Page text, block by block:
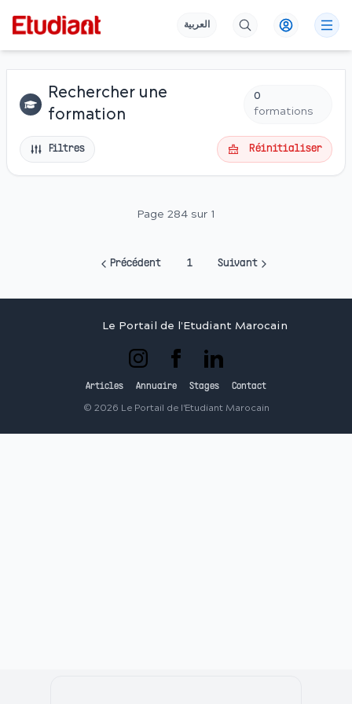
العربية
Rechercher une
formation
0
formations
Filtres Réinitialiser
Page 284 sur 1
Précédent 1 Suivant
Le Portail de l'Etudiant Marocain
Articles Annuaire Stages Contact
© 2026 Le Portail de l'Etudiant Marocain